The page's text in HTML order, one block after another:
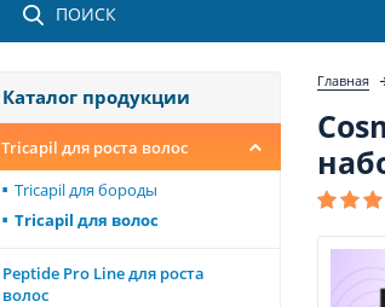
ПОИСК
Каталог продукции
Tricapil для роста волос
Tricapil для бороды
Tricapil для волос
Peptide Pro Line для роста
волос
Главная